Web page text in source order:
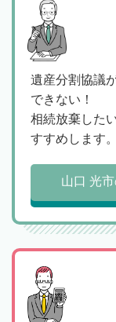
遺産分割協議
できない！
相続放棄した
すすめします。
山口 光